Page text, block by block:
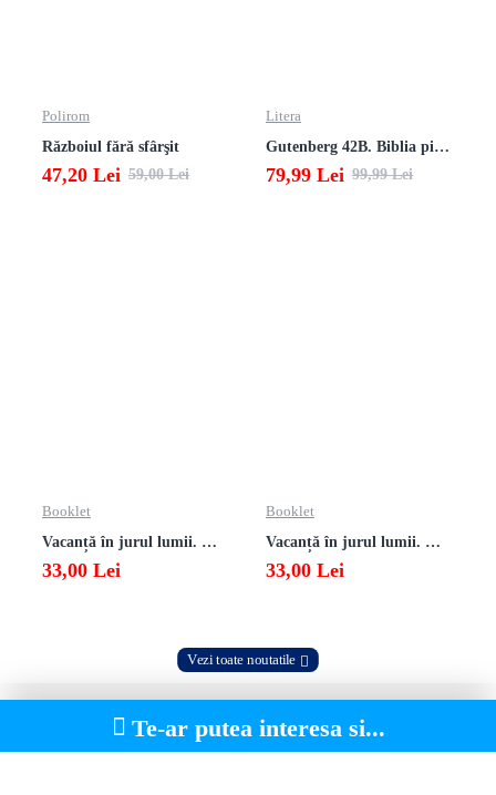
Polirom
Războiul fără sfârşit
47,20 Lei 59,00 Lei
Litera
Gutenberg 42B. Biblia pierduta
79,99 Lei 99,99 Lei
Booklet
Vacanță în jurul lumii. Matematică clasa a VII-a – EDIȚIA 2026
33,00 Lei
Booklet
Vacanță în jurul lumii. Matematică clasa a VI-a – EDIȚIA 2026
33,00 Lei
Vezi toate noutatile
Te-ar putea interesa si...